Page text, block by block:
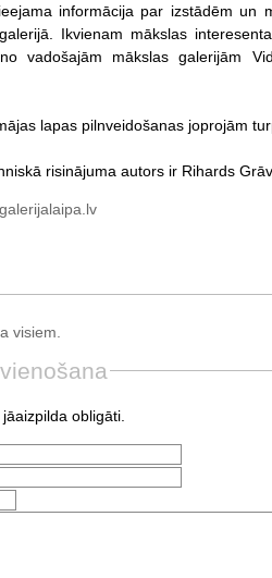
informācija par izstādēm un
Ikvienam mākslas
vadošajām mākslas galerijām
lapas pilnveidošanas joprojām
risinājuma autors ir Rihards
visiem.
obligāti.